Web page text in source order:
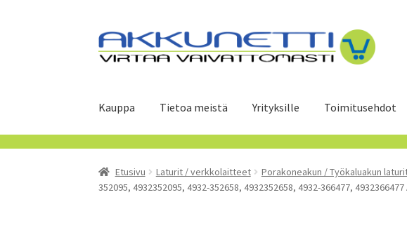
Siirry
navigointiin
Siirry
sisältöön
Kauppa Tietoa meistä Yrityksille Toimitusehdot
Etusivu Laturit / verkkolaitteet Porakoneakun / Työkaluakun
352095, 4932352095, 4932-352658, 4932352658, 4932-366477,